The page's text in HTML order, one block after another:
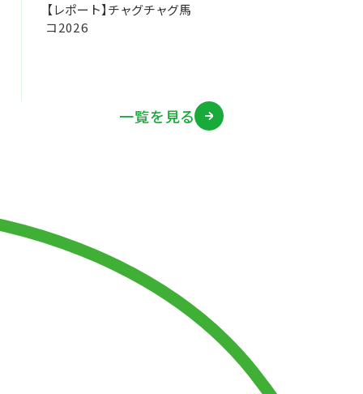
【レポート】チャグチャグ馬
コ2026
一覧を見る